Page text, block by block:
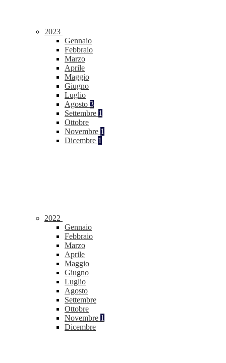
2023
Gennaio
Febbraio
Marzo
Aprile
Maggio
Giugno
Luglio
Agosto 3
Settembre 1
Ottobre
Novembre 1
Dicembre 1
2022
Gennaio
Febbraio
Marzo
Aprile
Maggio
Giugno
Luglio
Agosto
Settembre
Ottobre
Novembre 1
Dicembre